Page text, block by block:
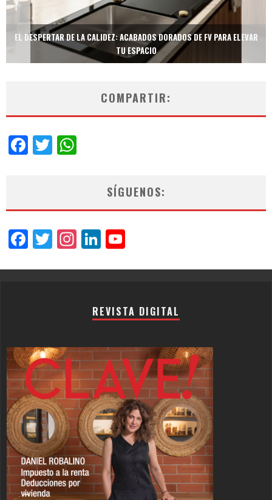
TECNOLOGÍA Y BIENESTAR DE VANGUARDIA: EL INODORO INTELIGENTE
NEOTECH DE FV.
COMPARTIR:
Facebook
Twitter
SÍGUENOS:
Facebook
Twitter
Instagram
LinkedIn
REVISTA DIGITAL